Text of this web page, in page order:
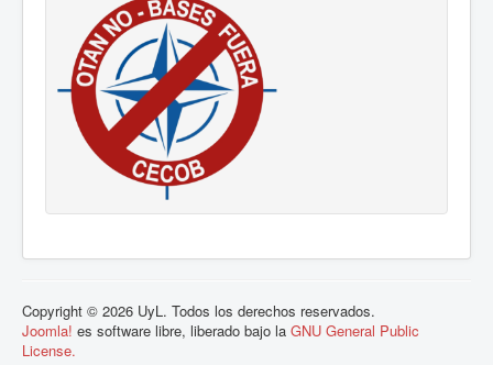
Copyright © 2026 UyL. Todos los derechos reservados.
Joomla! es software libre, liberado bajo la GNU General Public
License.